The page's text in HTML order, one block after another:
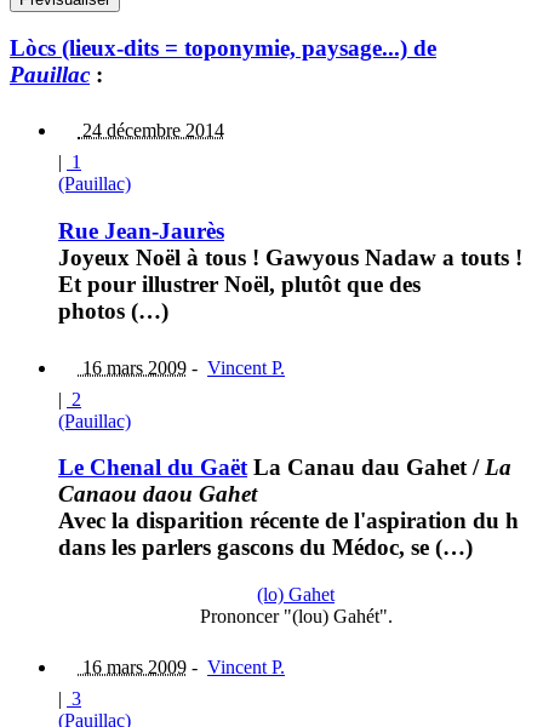
Lòcs (lieux-dits = toponymie, paysage...) de
Pauillac :
24 décembre 2014
| 1
(Pauillac)
Rue Jean-Jaurès
Joyeux Noël à tous ! Gawyous Nadaw a touts !
Et pour illustrer Noël, plutôt que des
photos (…)
16 mars 2009 - Vincent P.
| 2
(Pauillac)
Le Chenal du GaëtLa Canau dau Gahet/La
Canaou daou Gahet
Avec la disparition récente de l'aspiration du h
dans les parlers gascons du Médoc, se (…)
(lo) Gahet
Prononcer "(lou) Gahét".
16 mars 2009 - Vincent P.
| 3
(Pauillac)